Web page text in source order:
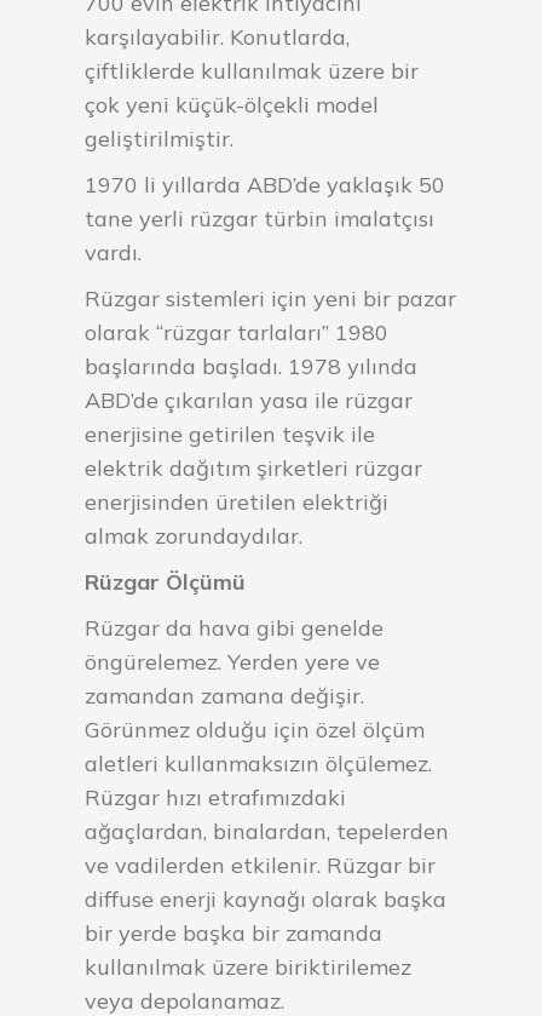
karşılayabilir. Konutlarda,
çiftliklerde kullanılmak üzere bir
çok yeni küçük-ölçekli model
geliştirilmiştir.
1970 li yıllarda ABD’de yaklaşık 50
tane yerli rüzgar türbin imalatçısı
vardı.
Rüzgar sistemleri için yeni bir pazar
olarak “rüzgar tarlaları” 1980
başlarında başladı. 1978 yılında
ABD’de çıkarılan yasa ile rüzgar
enerjisine getirilen teşvik ile
elektrik dağıtım şirketleri rüzgar
enerjisinden üretilen elektriği
almak zorundaydılar.
Rüzgar Ölçümü
Rüzgar da hava gibi genelde
öngürelemez. Yerden yere ve
zamandan zamana değişir.
Görünmez olduğu için özel ölçüm
aletleri kullanmaksızın ölçülemez.
Rüzgar hızı etrafımızdaki
ağaçlardan, binalardan, tepelerden
ve vadilerden etkilenir. Rüzgar bir
diffuse enerji kaynağı olarak başka
bir yerde başka bir zamanda
kullanılmak üzere biriktirilemez
veya depolanamaz.